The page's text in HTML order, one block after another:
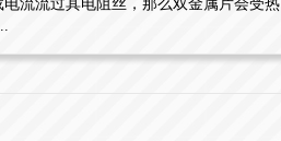
流流过其电阻丝，那么双金属片会受热